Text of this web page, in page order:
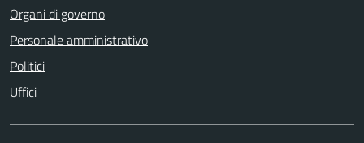
Organi di governo
Personale amministrativo
Politici
Uffici